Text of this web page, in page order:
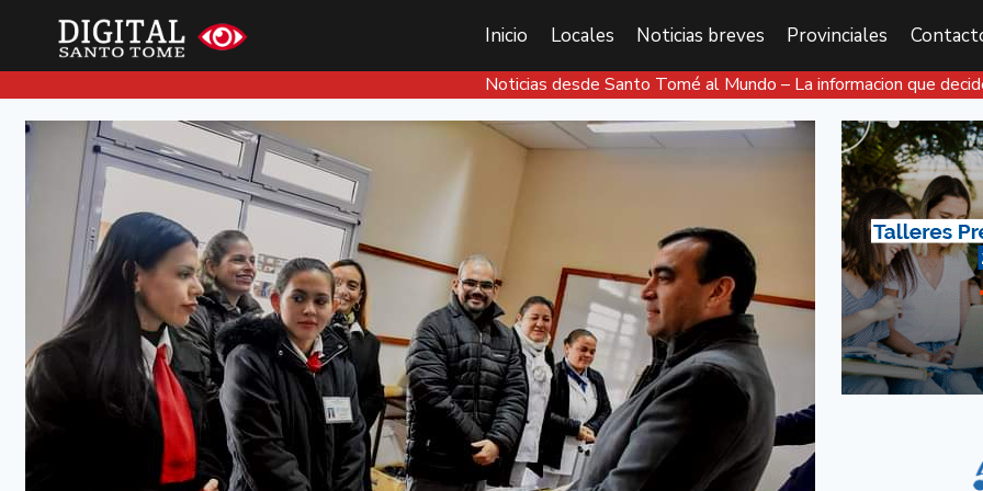
Inicio Locales Noticias breves Provinciales
Noticias desde Santo Tomé al Mundo – La informacion que